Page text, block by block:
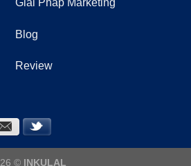
Blog
Review
© INKULAL